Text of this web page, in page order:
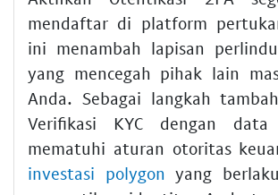
mendaftar di platform
ini menambah lapisan
yang mencegah pihak lain
Anda. Sebagai langkah
Verifikasi KYC dengan
mematuhi aturan otoritas
investasi polygon yang